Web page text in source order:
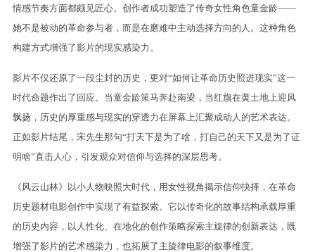
情感节奏方面都颇见匠心。创作者成功塑造了传奇女性角色童金龄——
她不是被动的革命参与者，而是在磨难中主动选择方向的人。这种角色
构建方式增强了影片的现实感染力。
影片不仅还原了一段尘封的历史，更对“如何让革命历史照进现实”这一
时代命题作出了回应。当童金龄策马奔赴南梁，当红旗在黄土地上迎风
飘扬，历史的厚重感与现实的穿透力在屏幕上汇聚成动人的艺术表达。
正如影片结尾，宋先生那句“打天下是为了啥，打自己的天下又是为了证
明啥”直击人心，引发观众对信仰与选择的深层思考。
《风云山林》以小人物映照大时代，用女性视角揭示信仰抉择，在革命
历史题材电影创作中实现了有益探索。它以传奇化的故事结构承载厚重
的历史内容，以人性化、在地化的创作策略探索主旋律的创新表达，既
增强了影片的艺术感染力，也拓展了主旋律电影的叙事维度。